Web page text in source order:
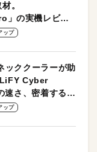
。
」の実機レビュ
ップ
ッククーラーが助
Cyber
速さ、密着する冷
作性がグッド！
ップ